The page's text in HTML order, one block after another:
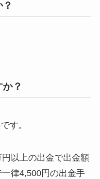
？
す。
以上の出金で出金額
律4,500円の出金手